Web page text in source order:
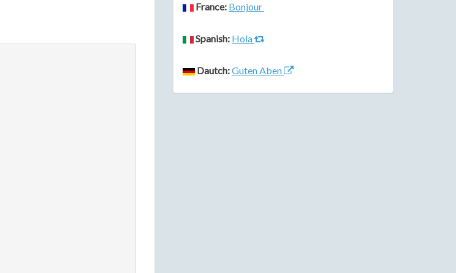
France: Bonjour
Spanish: Hola
Dautch:Guten Aben